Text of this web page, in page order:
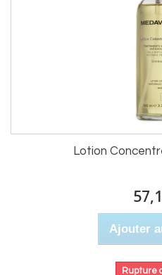
Lotion
Ajouter
Rupture